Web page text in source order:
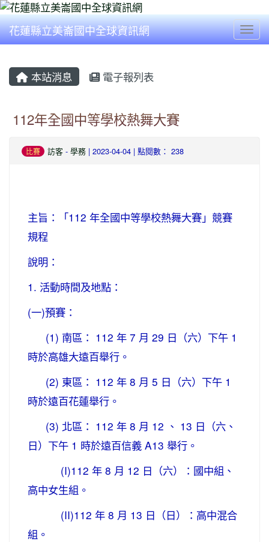
花蓮縣立美崙國中全球資訊網
本站消息 電子報列表
112年全國中等學校熱舞大賽
比賽 訪客 - 學務 | 2023-04-04 | 點閱數： 238
主旨：「112 年全國中等學校熱舞大賽」競賽
規程
說明：
1. 活動時間及地點：
(一)預賽：
(1) 南區： 112 年 7 月 29 日（六）下午 1
時於高雄大遠百舉行。
(2) 東區： 112 年 8 月 5 日（六）下午 1
時於遠百花蓮舉行。
(3) 北區： 112 年 8 月 12 、 13 日（六、
日）下午 1 時於遠百信義 A13 舉行。
(I)112 年 8 月 12 日（六）：國中組、
高中女生組。
(II)112 年 8 月 13 日（日）：高中混合
組。